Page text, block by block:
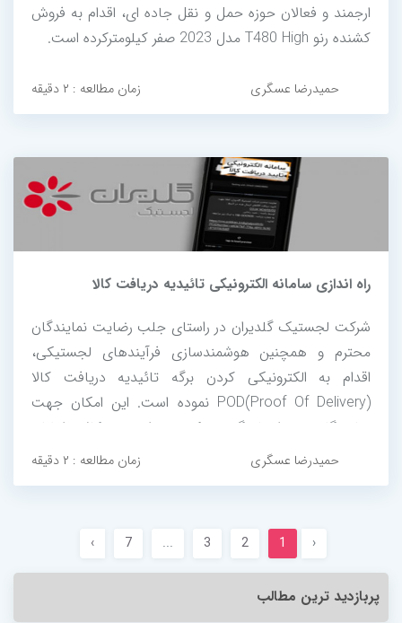
ارجمند و فعالان حوزه حمل و نقل جاده ای، اقدام به فروش
کشنده رنو T480 High مدل 2023 صفر کیلومترکرده است.
حمیدرضا عسگری زمان مطالعه : ۲ دقیقه
راه اندازی سامانه الکترونیکی تائیدیه دریافت کالا
شرکت لجستیک گلدیران در راستای جلب رضایت نمایندگان
محترم و همچنین هوشمندسازی فرآیندهای لجستیکی،
اقدام به الکترونیکی کردن برگه تائیدیه دریافت کالا
POD(Proof Of Delivery) نموده است. این امکان جهت
نمایندگان عزیز ایجاد گردیده که پس از خروج کالای ایشان
از انبار، از طریق لینک پیامک شده می توانند جزئیات
حمیدرضا عسگری زمان مطالعه : ۲ دقیقه
‹
1
2
3
...
7
›
پربازدید ترین مطالب